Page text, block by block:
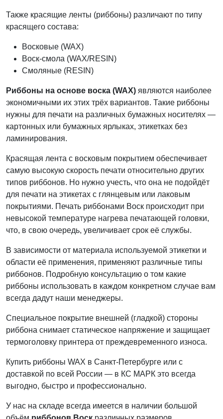
Также красящие ленты (риббоны) различают по типу
красящего состава:
Восковые (WAX)
Воск-смола (WAX/RESIN)
Смоляные (RESIN)
Риббоны на основе воска (WAX) являются наиболее
экономичными их этих трёх вариантов. Такие риббоны
нужны для печати на различных бумажных носителях —
картонных или бумажных ярлыках, этикетках без
ламинирования.
Красящая лента с восковым покрытием обеспечивает
самую высокую скорость печати относительно других
типов риббонов. Но нужно учесть, что она не подойдёт
для печати на этикетах с глянцевым или лаковым
покрытиями. Печать риббонами Воск происходит при
невысокой температуре нагрева печатающей головки,
что, в свою очередь, увеличивает срок её службы.
В зависимости от материала используемой этикетки и
области её применения, применяют различные типы
риббонов. Подробную консультацию о том какие
риббоны использовать в каждом конкретном случае вам
всегда дадут наши менеджеры.
Специальное покрытие внешней (гладкой) стороны
риббона снимает статическое напряжение и защищает
термоголовку принтера от преждевременного износа.
Купить риббоны WAX в Санкт-Петербурге или с
доставкой по всей России — в КС МАРК это всегда
выгодно, быстро и профессионально.
У нас на складе всегда имеется в наличии большой